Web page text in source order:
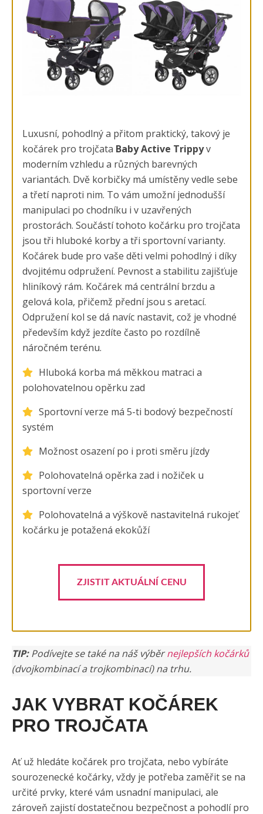
Luxusní, pohodlný a přitom praktický, takový je
kočárek pro trojčata Baby Active Trippyv
moderním vzhledu a různých barevných
variantách. Dvě korbičky má umístěny vedle sebe
a třetí naproti nim. To vám umožní jednodušší
manipulaci po chodníku i v uzavřených
prostorách. Součástí tohoto kočárku pro trojčata
jsou tři hluboké korby a tři sportovní varianty.
Kočárek bude pro vaše děti velmi pohodlný i díky
dvojitému odpružení. Pevnost a stabilitu zajišťuje
hliníkový rám. Kočárek má centrální brzdu a
gelová kola, přičemž přední jsou s aretací.
Odpružení kol se dá navíc nastavit, což je vhodné
především když jezdíte často po rozdílně
náročném terénu.
Hluboká korba má měkkou matraci a
polohovatelnou opěrku zad
Sportovní verze má 5-ti bodový bezpečností
systém
Možnost osazení po i proti směru jízdy
Polohovatelná opěrka zad i nožiček u
sportovní verze
Polohovatelná a výškově nastavitelná rukojeť
kočárku je potažená ekokůží
ZJISTIT AKTUÁLNÍ CENU
TIP:Podívejte se také na náš výběrnejlepších kočárků
(dvojkombinací a trojkombinací) na trhu.
JAK VYBRAT KOČÁREK
PRO TROJČATA
Ať už hledáte kočárek pro trojčata, nebo vybíráte
sourozenecké kočárky, vždy je potřeba zaměřit se na
určité prvky, které vám usnadní manipulaci, ale
zároveň zajistí dostatečnou bezpečnost a pohodlí pro